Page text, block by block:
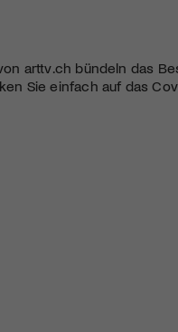
arttv.ch bündeln das
Sie einfach auf das